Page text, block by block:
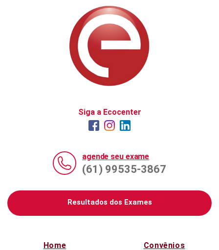
Siga a Ecocenter
agende seu exame
(61) 99535-3867
Resultados dos Exames
Home Convênios